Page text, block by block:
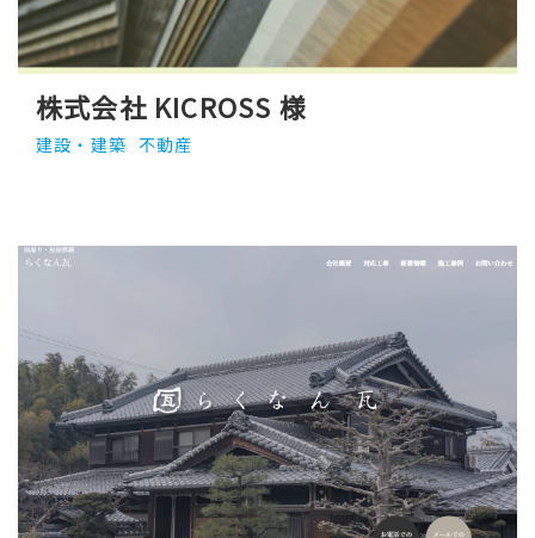
株式会社 KICROSS 様
建設・建築 不動産